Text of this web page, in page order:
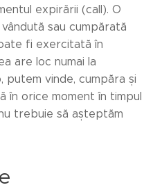
expirării (call). O
sau cumpărată
fi exercitată în
are loc numai la
putem vinde, cumpăra și
în orice moment în timpul
trebuie să așteptăm